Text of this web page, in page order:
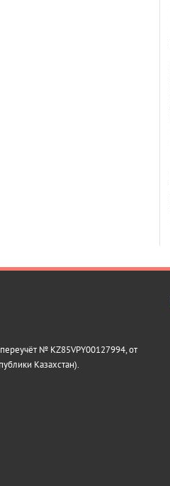
№ KZ85VPY00127994, от
Казахстан).